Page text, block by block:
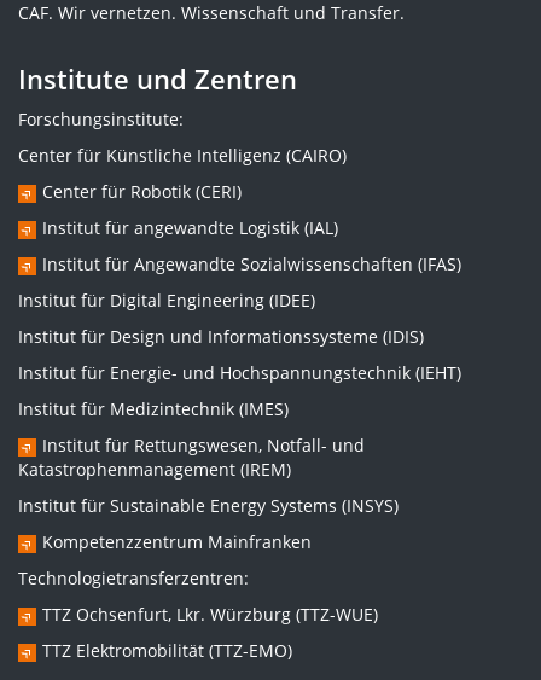
CAF. Wir vernetzen. Wissenschaft und Transfer.
Institute und Zentren
Forschungsinstitute:
Center für Künstliche Intelligenz (CAIRO)
Center für Robotik (CERI)
Institut für angewandte Logistik (IAL)
Institut für Angewandte Sozialwissenschaften (IFAS)
Institut für Digital Engineering (IDEE)
Institut für Design und Informationssysteme (IDIS)
Institut für Energie- und Hochspannungstechnik (IEHT)
Institut für Medizintechnik (IMES)
Institut für Rettungswesen, Notfall- und
Katastrophenmanagement (IREM)
Institut für Sustainable Energy Systems (INSYS)
Kompetenzzentrum Mainfranken
Technologietransferzentren:
TTZ Ochsenfurt, Lkr. Würzburg (TTZ-WUE)
TTZ Elektromobilität (TTZ-EMO)